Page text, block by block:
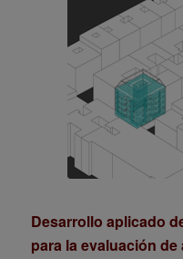
Desarrollo aplicado
para la evaluación